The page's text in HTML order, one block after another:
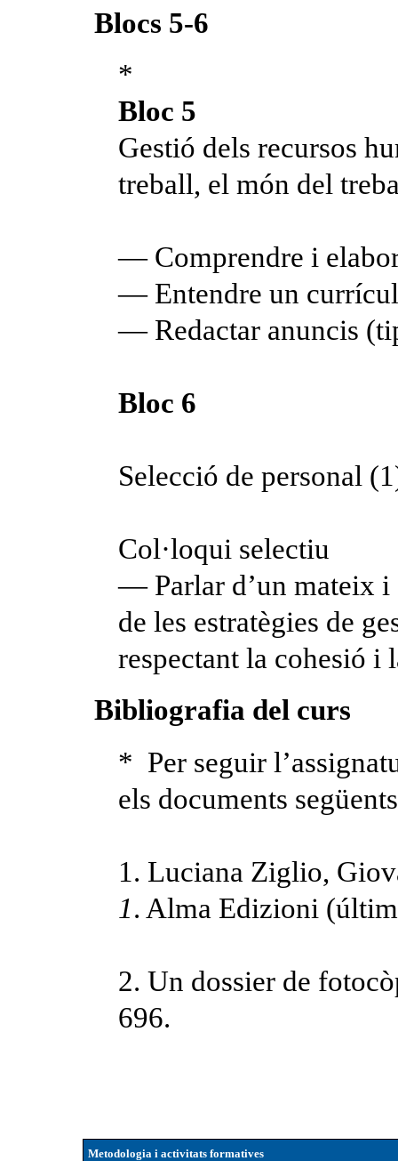
Blocs 5-6
*
Bloc 5
Gestió dels recursos
treball, el món del
— Comprendre i
— Entendre un
— Redactar anuncis
Bloc 6
Selecció de personal
Col·loqui selectiu
— Parlar d’un mateix i
de les estratègies de
respectant la cohesió i
Bibliografia del curs
* Per seguir
els documents
1. Luciana Ziglio,
1. Alma Edizioni
2. Un dossier de
696.
Metodologia i activitats formatives